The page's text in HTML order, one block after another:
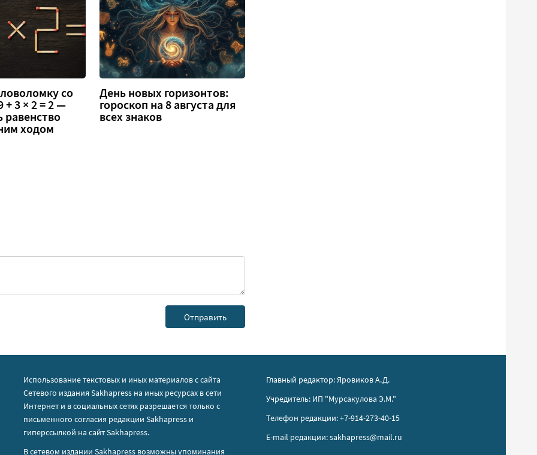
со
+ 3 × 2 = 2 —
равенство
ходом
День новых горизонтов:
гороскоп на 8 августа для
всех знаков
Использование текстовых и иных материалов с сайта
Сетевого издания Sakhapress на иных ресурсах в сети
Интернет и в социальных сетях разрешается только с
письменного согласия редакции Sakhapress и
гиперссылкой на сайт Sakhapress.
В сетевом издании Sakhapress возможны упоминания
Главный редактор: Яровиков А.Д.
Учредитель: ИП "Мурсакулова Э.М."
Телефон редакции: +7-914-273-40-15
E-mail редакции: sakhapress@mail.ru